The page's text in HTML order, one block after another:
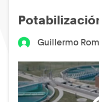
Guillermo